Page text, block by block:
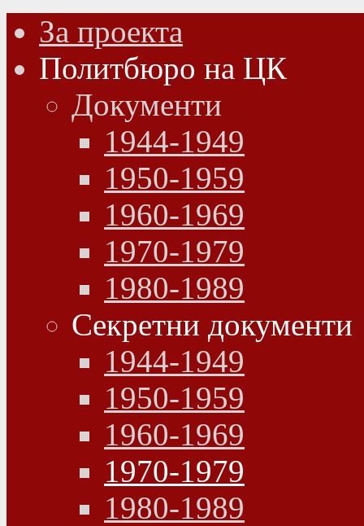
За проекта
Политбюро на ЦК
Документи
1944-1949
1950-1959
1960-1969
1970-1979
1980-1989
Секретни документи
1944-1949
1950-1959
1960-1969
1970-1979
1980-1989